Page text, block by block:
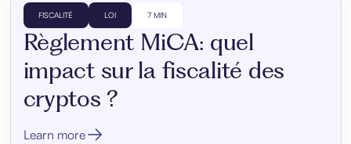
FISCALITÉ LOI 7 MIN
Règlement MiCA: quel
impact sur la fiscalité des
cryptos ?
Learn more